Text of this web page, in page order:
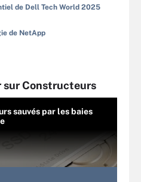
de Dell Tech World 2025
de NetApp
sur Constructeurs
sauvés par les baies